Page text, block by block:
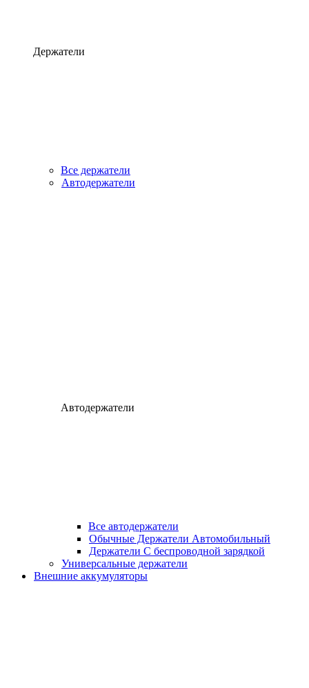
Держатели
Все держатели
Автодержатели
Автодержатели
Все автодержатели
Обычные Держатели Автомобильный
Держатели С беспроводной зарядкой
Универсальные держатели
Внешние аккумуляторы